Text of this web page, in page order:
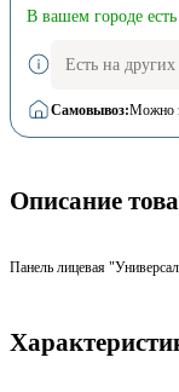
В вашем городе
Есть на других
Самовывоз:Можно
Описание
Панель лицевая